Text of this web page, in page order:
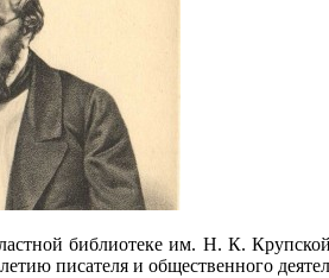
библиотеке им. Н. К.
писателя и общественного